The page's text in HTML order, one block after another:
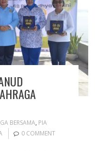
BERSAMA, PIA
0 COMMENT